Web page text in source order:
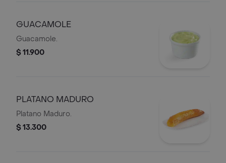
GUACAMOLE
Guacamole.
$ 11.900
PLATANO MADURO
Platano Maduro.
$ 13.300